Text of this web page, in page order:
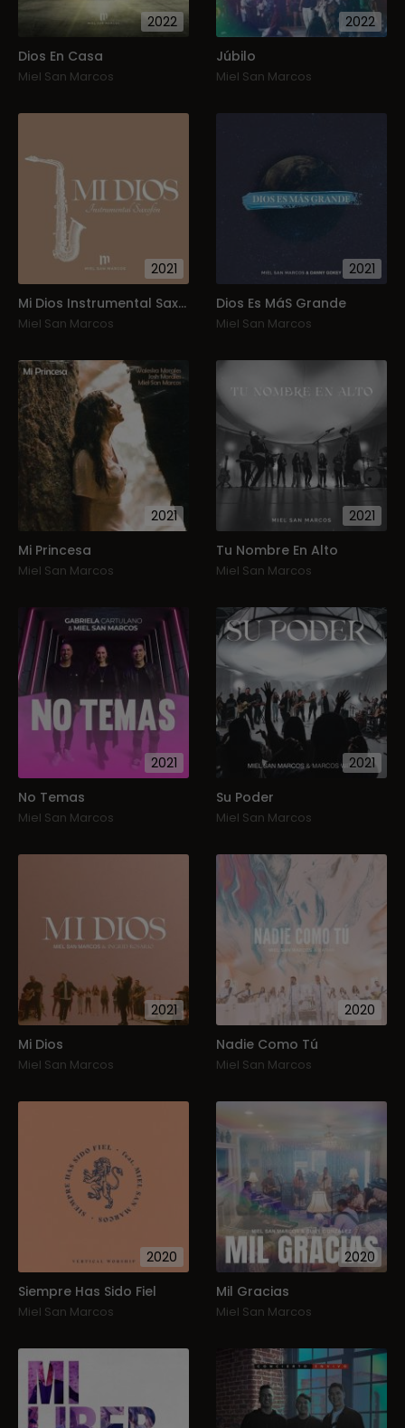
2022
Dios En Casa
Miel San Marcos
2022
Júbilo
Miel San Marcos
2021
Mi Dios Instrumental Saxofón
Miel San Marcos
2021
Dios Es MáS Grande
Miel San Marcos
2021
Mi Princesa
Miel San Marcos
2021
Tu Nombre En Alto
Miel San Marcos
2021
No Temas
Miel San Marcos
2021
Su Poder
Miel San Marcos
2021
Mi Dios
Miel San Marcos
2020
Nadie Como Tú
Miel San Marcos
2020
Siempre Has Sido Fiel
Miel San Marcos
2020
Mil Gracias
Miel San Marcos